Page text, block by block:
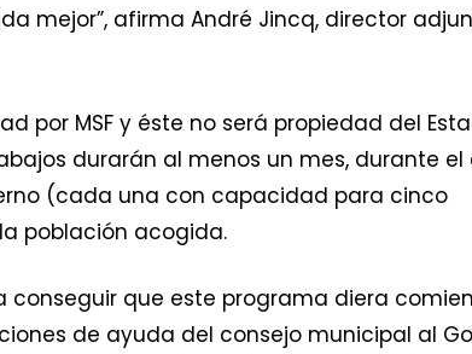
mejor”, afirma André Jincq, director
por MSF y éste no será propiedad del
durarán al menos un mes, durante el
(cada una con capacidad para cinco
población acogida.
que este programa diera
de ayuda del consejo municipal al